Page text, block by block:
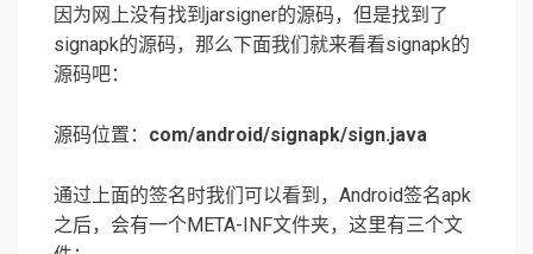
因为网上没有找到jarsigner的源码，但是找到了
signapk的源码，那么下面我们就来看看signapk的
源码吧：
源码位置： com/android/signapk/sign.java
通过上面的签名时我们可以看到，Android签名apk
之后，会有一个META-INF文件夹，这里有三个文